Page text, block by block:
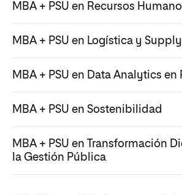
MBA + PSU en Recursos
MBA + PSU en Logística y
MBA + PSU en Data Analytics en
MBA + PSU en Sostenibilidad
MBA + PSU en Transformación
la Gestión Pública